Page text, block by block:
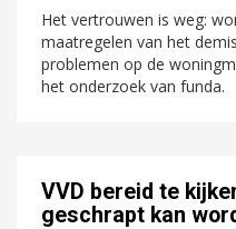
Het vertrouwen is weg:
maatregelen van het
problemen op de
het onderzoek van funda.
VVD bereid te
geschrapt kan